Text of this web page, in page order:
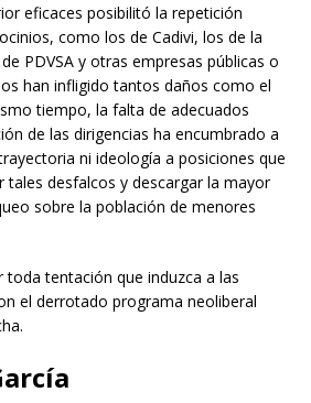
eficaces posibilitó la repetición
como los de Cadivi, los de la
PDVSA y otras empresas públicas o
han infligido tantos daños como el
tiempo, la falta de adecuados
de las dirigencias ha encumbrado a
ni ideología a posiciones que
tales desfalcos y descargar la mayor
sobre la población de menores
toda tentación que induzca a las
el derrotado programa neoliberal